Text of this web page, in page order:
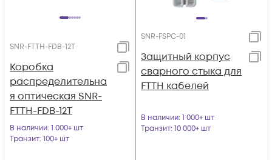
SNR-FTTH-FDB-12T
Коробка
распределительна
я оптическая SNR-
FTTH-FDB-12T
В наличии: 1 000+ шт
Транзит: 100+ шт
SNR-FSPC-01
Защитный корпус
сварного стыка для
FTTH кабелей
В наличии: 1 000+ шт
Транзит: 10 000+ шт